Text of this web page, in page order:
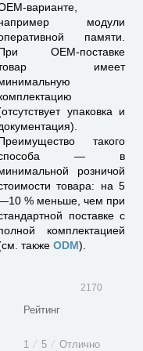
варианте,
модули
памяти.
OEM-поставке
имеет
упаковка и
такого
— в
розничой
товара: на 5
% меньше, чем при
поставке с
комплектацией
также ODM).
2170
Рейтинг
1 ⁄ 5 ⁄ Отлично